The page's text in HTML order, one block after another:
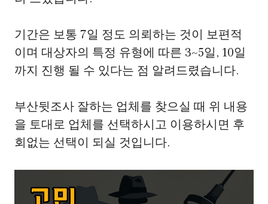
기간은 보통 7일 정도 의뢰하는 것이 보편적
이며 대상자의 특정 유형에 따른 3~5일, 10일
까지 진행 될 수 있다는 점 알려드렸습니다.
부산뒷조사 잘하는 업체를 찾으실 때 위 내용
을 토대로 업체를 선택하시고 이용하시면 후
회없는 선택이 되실 것입니다.